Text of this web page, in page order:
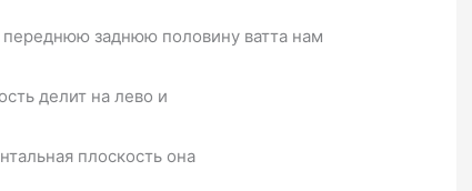
переднюю заднюю половину ватта нам
делит на лево и
плоскость она